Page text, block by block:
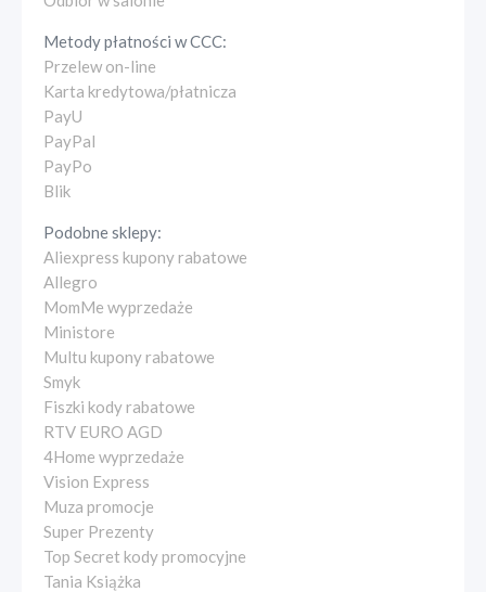
Metody płatności wCCC:
Przelew on-line
Karta kredytowa/płatnicza
PayU
PayPal
PayPo
Blik
Podobne sklepy:
Aliexpress kupony rabatowe
Allegro
MomMe wyprzedaże
Ministore
Multu kupony rabatowe
Smyk
Fiszki kody rabatowe
RTV EURO AGD
4Home wyprzedaże
Vision Express
Muza promocje
Super Prezenty
Top Secret kody promocyjne
Tania Książka